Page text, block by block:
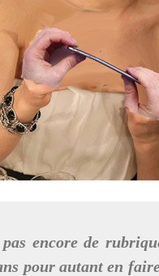
pas encore de
pour autant en